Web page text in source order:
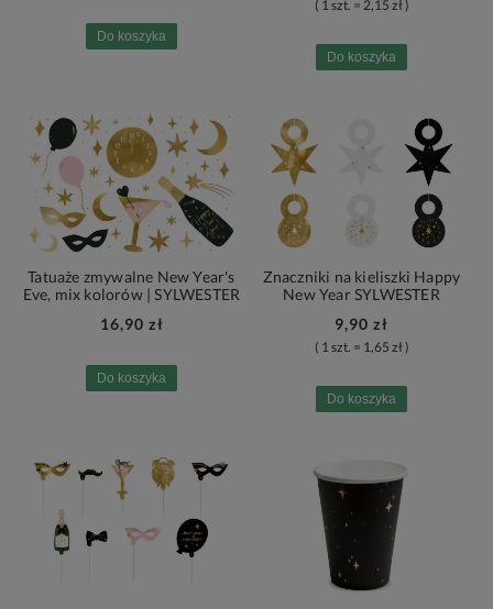
Do koszyka
( 1 szt. = 2,15 zł )
Do koszyka
Tatuaże zmywalne New Year's
Eve, mix kolorów | SYLWESTER
16,90 zł
Do koszyka
Znaczniki na kieliszki Happy
New Year SYLWESTER
9,90 zł
( 1 szt. = 1,65 zł )
Do koszyka